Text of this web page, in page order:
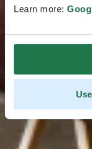
Learn more: